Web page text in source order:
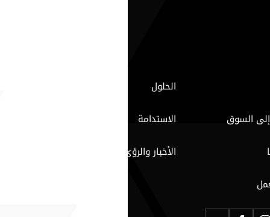
الحلول
السوق
الاستدامة
الأخبار والرؤى